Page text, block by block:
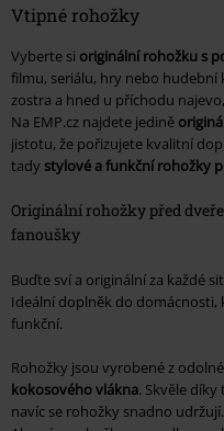
Vtipné rohožky
Vyberte si originální rohožku s
filmu, seriálu, hry nebo hudební
zostra a hned u příchodu
Na EMP.cz najdete jedině
jistotu, že pořizujete kvalitní
tady stylové a funkční rohožky
Originální rohožky před
fanoušky
Buďte sví a originální za každé
Ideální doplněk do domácnosti,
funkční.
Rohožky jsou vyrobené z
kokosového vlákna. Skvěle
navíc se rohožky snadno udržují.